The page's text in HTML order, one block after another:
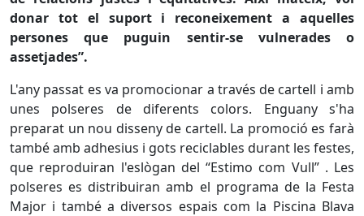
donar tot el suport i reconeixement a aquelles
persones que puguin sentir-se vulnerades o
assetjades”.
L'any passat es va promocionar a través de cartell i amb
unes polseres de diferents colors. Enguany s'ha
preparat un nou disseny de cartell. La promoció es farà
també amb adhesius i gots reciclables durant les festes,
que reproduiran l'eslògan del “Estimo com Vull” . Les
polseres es distribuiran amb el programa de la Festa
Major i també a diversos espais com la Piscina Blava